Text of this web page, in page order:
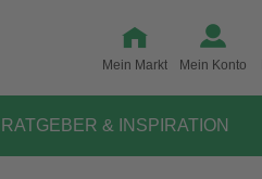
Mein Markt Mein Konto
RATGEBER & INSPIRATION